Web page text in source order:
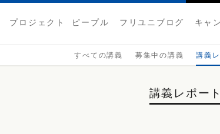
プロジェクト ピープル フリユニブログ キャ
すべての講義 募集中の講義 講義
講義レポート